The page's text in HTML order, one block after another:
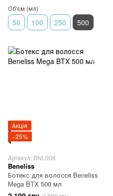
Об'єм (мл)
50 100 250 500
Акція
−25%
Артикул: BNL008
Beneliss
Ботекс для волосся Beneliss
Mega BTX 500 мл